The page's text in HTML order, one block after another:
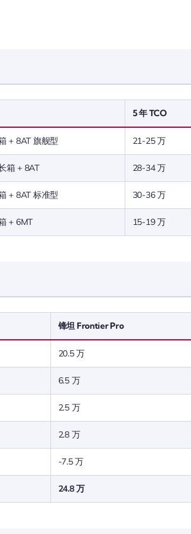
5 年 TCO
+ 8AT 旗舰型 21-25 万
箱 + 8AT 28-34 万
+ 8AT 标准型 30-36 万
+ 6MT 15-19 万
锋坦 Frontier Pro
20.5 万
6.5 万
2.5 万
2.8 万
-7.5 万
24.8 万